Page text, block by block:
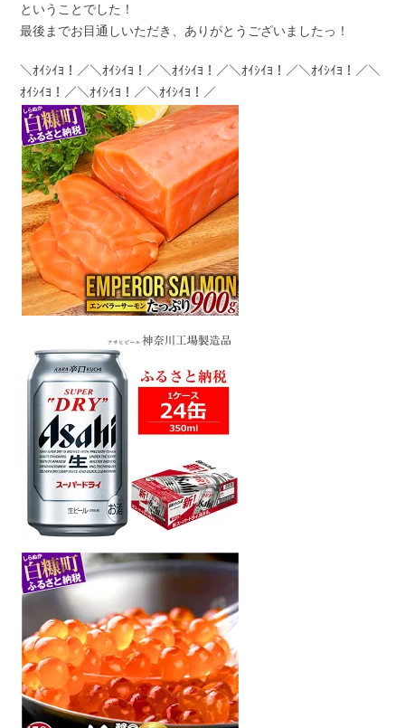
ということでした！
最後までお目通しいただき、ありがとうございましたっ！
＼ｵｲｼｲﾖ！／＼ｵｲｼｲﾖ！／＼ｵｲｼｲﾖ！／＼ｵｲｼｲﾖ！／＼ｵｲｼｲﾖ！／＼
ｵｲｼｲﾖ！／＼ｵｲｼｲﾖ！／＼ｵｲｼｲﾖ！／